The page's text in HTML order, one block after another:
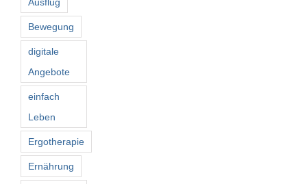
Bewegung
digitale
Angebote
einfach
Leben
Ergotherapie
Ernährung